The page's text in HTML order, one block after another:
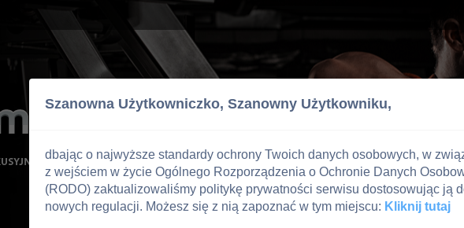
Szanowna Użytkowniczko, Szanowny Użytkowniku,
dbając o najwyższe standardy ochrony Twoich danych osobowych, w
z wejściem w życie Ogólnego Rozporządzenia o Ochronie Danych
(RODO) zaktualizowaliśmy politykę prywatności serwisu dostosowując ją
nowych regulacji. Możesz się z nią zapoznać w tym miejscu: Kliknij tutaj